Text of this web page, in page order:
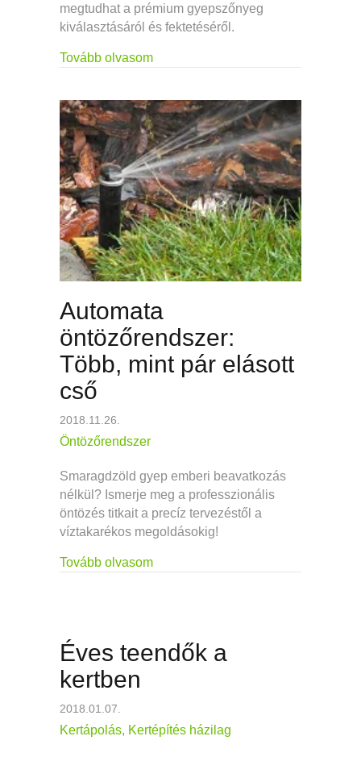
megtudhat a prémium gyepszőnyeg
kiválasztásáról és fektetéséről.
Tovább olvasomabout Gyepszőnyeg vásárlás és
Automata
öntözőrendszer:
Több, mint pár elásott
cső
2018.11.26.
Öntözőrendszer
Smaragdzöld gyep emberi beavatkozás
nélkül? Ismerje meg a professzionális
öntözés titkait a precíz tervezéstől a
víztakarékos megoldásokig!
Tovább olvasomabout Automata öntözőrendszer:
Éves teendők a
kertben
2018.01.07.
Kertápolás, Kertépítés házilag